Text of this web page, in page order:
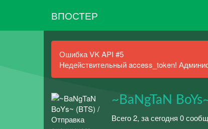
ВПОСТЕР
Ошибка VK API #5
Недействительный access_token!
~BaNgTaN
Всего 2, за сегодня 0